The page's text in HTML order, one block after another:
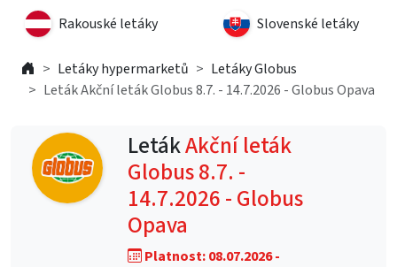
Rakouské letáky Slovenské letáky
Letáky hypermarketů
Letáky Globus
Leták Akční leták Globus 8.7. - 14.7.2026 - Globus Opava
LetákAkční leták
Globus 8.7. -
14.7.2026 - Globus
Opava
Platnost: 08.07.2026 -